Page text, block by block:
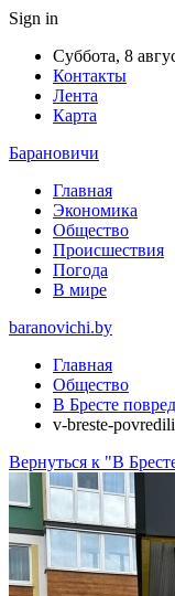
Sign in
Суббота, 8
Контакты
Лента
Карта
Барановичи
Главная
Экономика
Общество
Происшествия
Погода
В мире
baranovichi.by
Главная
Общество
В Бресте
v-breste-
Вернуться к "В